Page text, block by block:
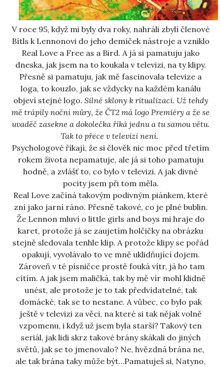
V roce 95, když mi byly dva roky, nahráli zbylí členové
Bítls k Lennonovi do jeho demíček nástroje a vzniklo
Real Love a Free as a Bird. A já si pamatuju jako
dneska, jak jsem na to koukala v televizi, na ty klipy.
Přesně si pamatuju, jak mě fascinovala televize a
loga, to kouzlo, jak se vždycky na každém kanálu
objeví stejné logo. Silné sklony k ritualizaci. Už tehdy
mě trápily noční můry, že ČT2 má logo Premiéry a že se
uvaděč zasekne a dokolečka říká jednu a tu samou větu.
Tak to přece v televizi není.
Psychologové říkají, že si člověk nic moc před třetím
rokem života nepamatuje, ale já si toho pamatuju
hodně, a zvlášť to, co bylo v televizi. A jak divné
pocity jsem při tom měla.
Real Love začíná takovým podivným piánkem, které
zní jako jarní ráno. Přesně takové, co je plné bublin.
Že Lennon mluví o little girls and boys mi hraje do
karet, protože já se zaujetím holčičky na obrázku
stejně sledovala tenhle klip. A protože klipy se pořád
opakují, vyvolávalo to ve mně uklidňující dojem.
Zároveň v té písničce prostě fouká vítr, já ho tam
cítím. A jak jsem maličká, tak by mě vír mohl klidně
unést, ale protože je to tak předvídatelné, tak
domácké, tak se to nestane. A vůbec, co bylo pak
ještě v televizi za věci, na které si tak nějak volně
vzpomenu, i když už jsem byla starší? Takový ten
seriál, jak lidi skrz takové brány skákali do jiných
světů, jak se to jmenovalo? Ne, hvězdná brána ne,
ale tak brána taky může být…Pamatuješ si, Natyno,